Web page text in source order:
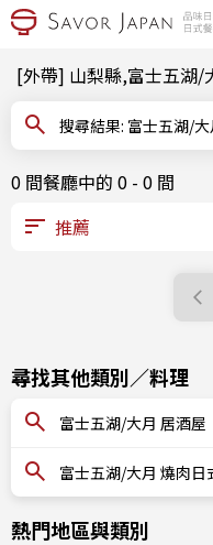
[外帶] 山梨縣,富士五湖/
搜尋結果: 富士
0 間餐廳中的 0 - 0 間
尋找其他類別／料理
富士五湖/大月 居酒屋
富士五湖/大月 燒肉日
熱門地區與類別